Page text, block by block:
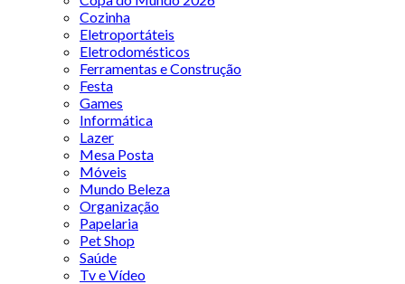
Cozinha
Eletroportáteis
Eletrodomésticos
Ferramentas e Construção
Festa
Games
Informática
Lazer
Mesa Posta
Móveis
Mundo Beleza
Organização
Papelaria
Pet Shop
Saúde
Tv e Vídeo